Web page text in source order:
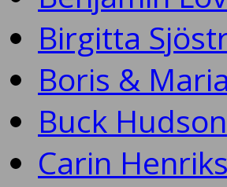
Birgitta
Boris &
Buck Hudson
Carin